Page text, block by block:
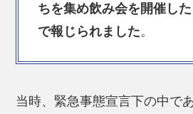
ちを集め飲み会を開催し
で報じられました。
当時、緊急事態宣言下の中で